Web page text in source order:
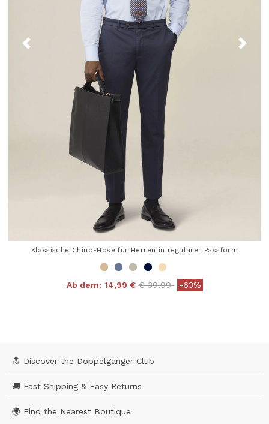
Klassische Chino-Hose für Herren in regulärer Passform
Ab dem: 14,99 € Price reduced from
€ 39,99to-63%
🔝 Discover the Doppelgänger Club
🚚 Fast Shipping & Easy Returns
🌍 Find the Nearest Boutique